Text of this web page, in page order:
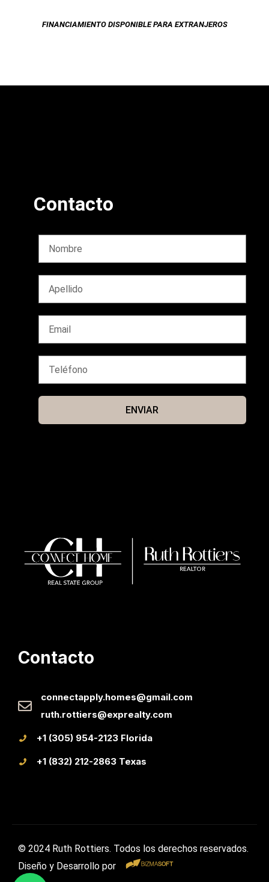
FINANCIAMIENTO DISPONIBLE PARA EXTRANJEROS
Contacto
ENVIAR
Contacto
connectapply.homes@gmail.com
ruth.rottiers@exprealty.com
+1 (305) 954-2123 Florida
+1 (832) 212-2863 Texas
© 2024 Ruth Rottiers. Todos los derechos reservados.
Diseño y Desarrollo por